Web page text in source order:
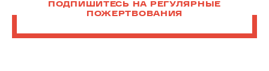
ПОДПИШИТЕСЬ НА РЕГУЛЯРНЫЕ
ПОЖЕРТВОВАНИЯ